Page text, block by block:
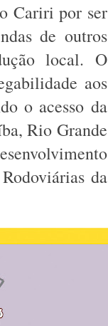
Cariri por ser
de outros
local. O
aos
o acesso da
Rio Grande
da